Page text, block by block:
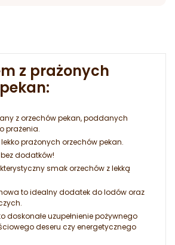
z prażonych
z orzechów pekan, poddanych
prażenia.
prażonych orzechów pekan.
dodatków!
smak orzechów z lekką
to idealny dodatek do lodów oraz
doskonałe uzupełnienie pożywnego
deseru czy energetycznego